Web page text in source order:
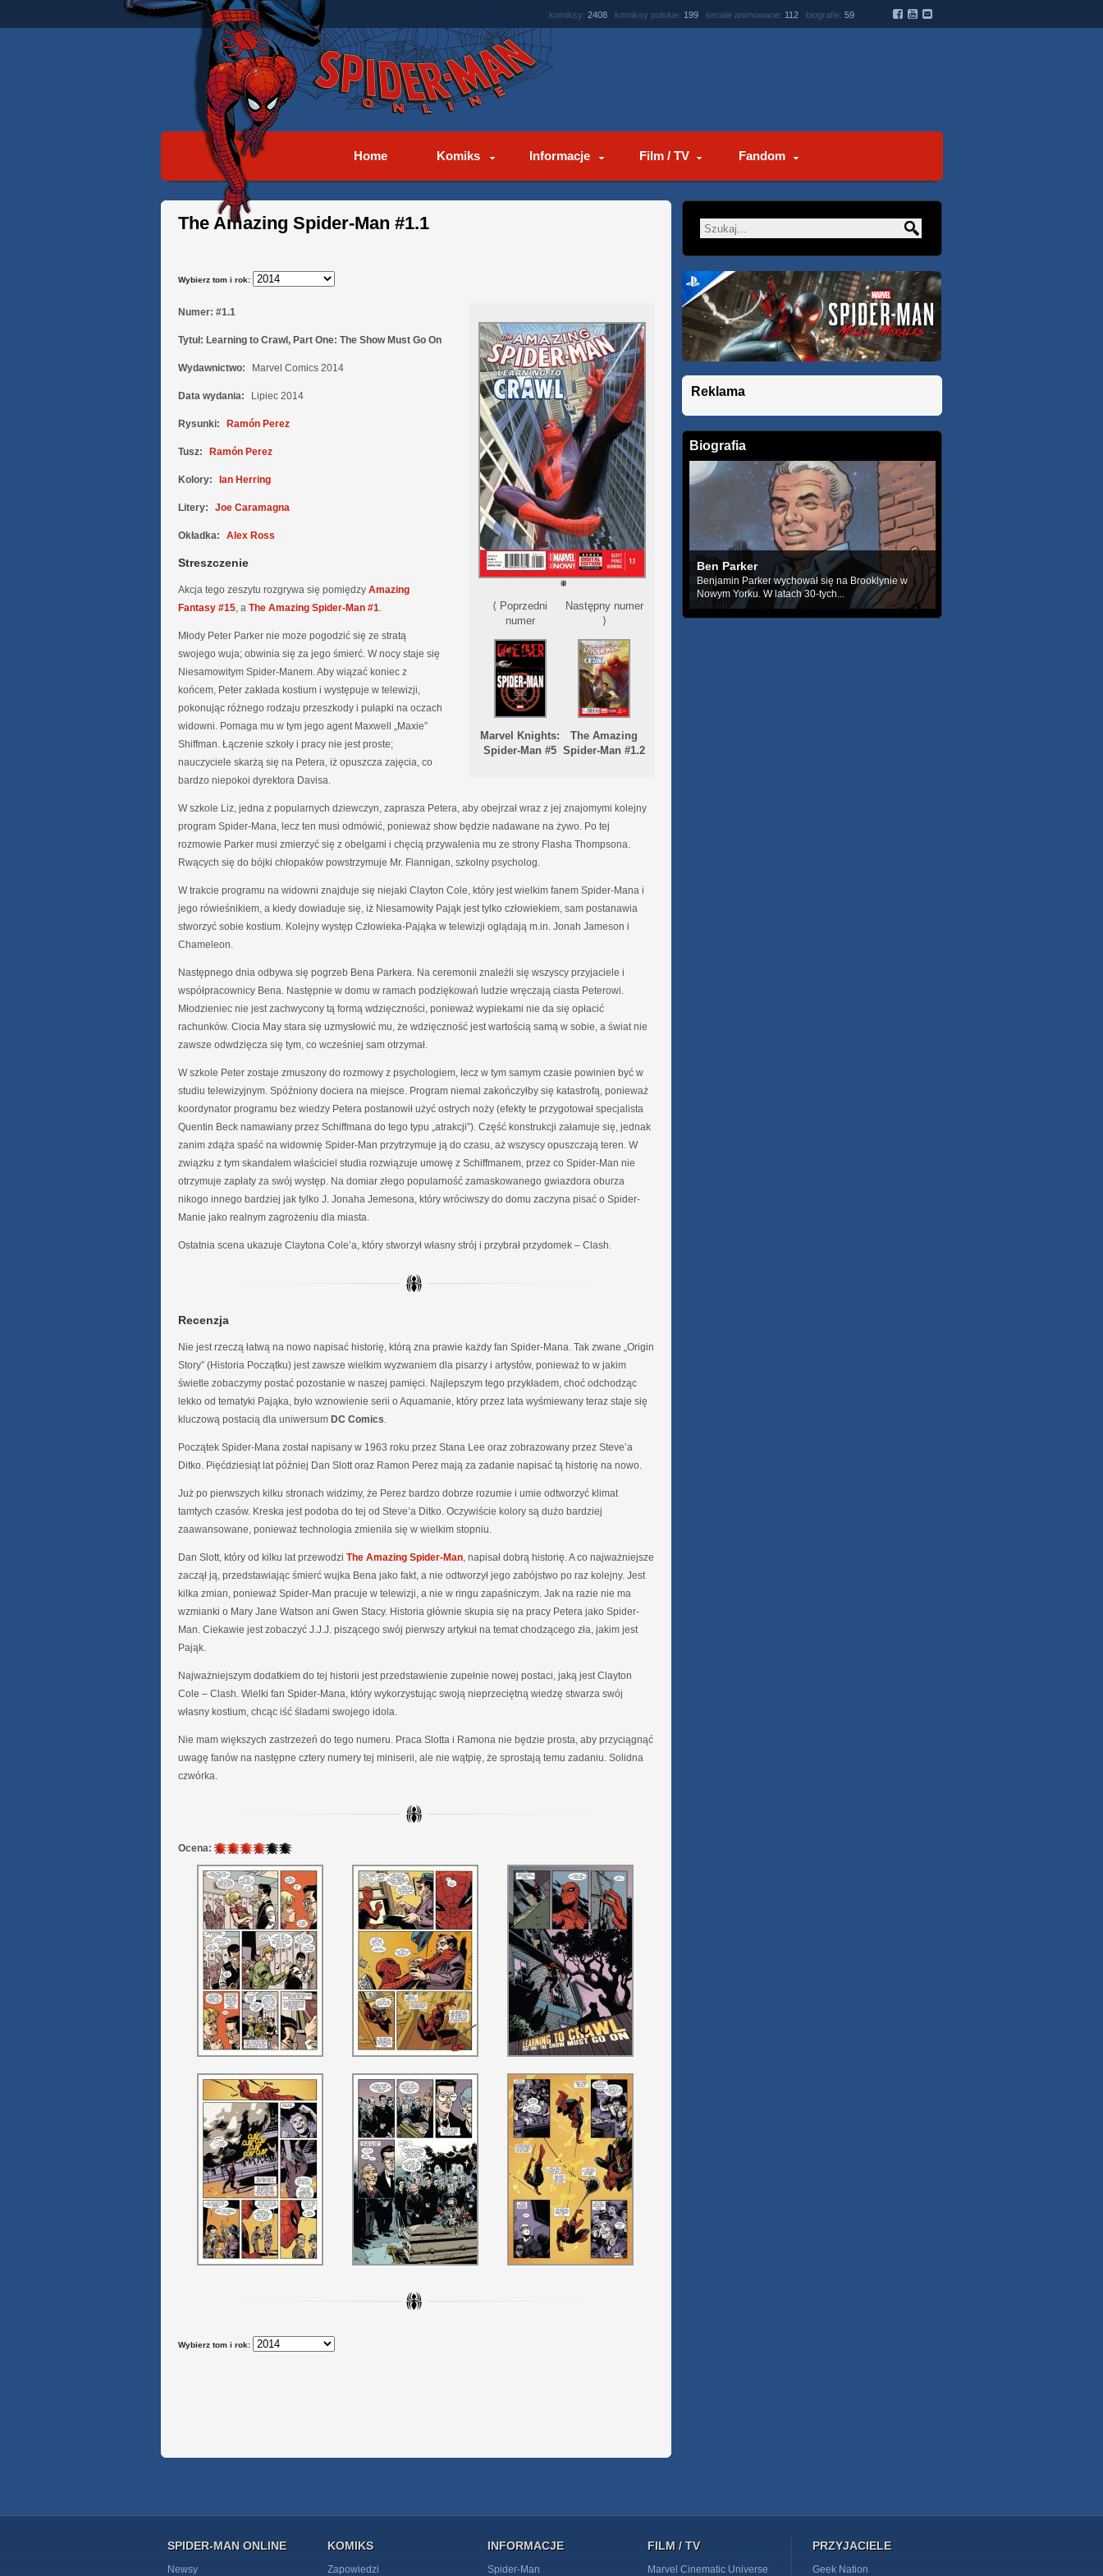
komiksy: 2408 komiksy polskie: 199 seriale animowane: 112 biografie: 59
Home Komiks Informacje Film / TV Fandom
The Amazing Spider-Man #1.1
Wybierz tom i rok:
⟨ Poprzedni
numer
Marvel Knights:
Spider-Man #5
Następny numer
⟩
The Amazing
Spider-Man #1.2
Numer: #1.1
Tytuł: Learning to Crawl, Part One: The Show Must Go On
Wydawnictwo: Marvel Comics 2014
Data wydania: Lipiec 2014
Rysunki: Ramón Perez
Tusz: Ramón Perez
Kolory: Ian Herring
Litery: Joe Caramagna
Okładka: Alex Ross
Streszczenie
Akcja tego zeszytu rozgrywa się pomiędzy Amazing
Fantasy #15, a The Amazing Spider-Man #1.
Młody Peter Parker nie może pogodzić się ze stratą
swojego wuja; obwinia się za jego śmierć. W nocy staje się
Niesamowitym Spider-Manem. Aby wiązać koniec z
końcem, Peter zakłada kostium i występuje w telewizji,
pokonując różnego rodzaju przeszkody i pułapki na oczach
widowni. Pomaga mu w tym jego agent Maxwell „Maxie”
Shiffman. Łączenie szkoły i pracy nie jest proste;
nauczyciele skarżą się na Petera, iż opuszcza zajęcia, co
bardzo niepokoi dyrektora Davisa.
W szkole Liz, jedna z popularnych dziewczyn, zaprasza Petera, aby obejrzał wraz z jej znajomymi kolejny
program Spider-Mana, lecz ten musi odmówić, ponieważ show będzie nadawane na żywo. Po tej
rozmowie Parker musi zmierzyć się z obelgami i chęcią przywalenia mu ze strony Flasha Thompsona.
Rwących się do bójki chłopaków powstrzymuje Mr. Flannigan, szkolny psycholog.
W trakcie programu na widowni znajduje się niejaki Clayton Cole, który jest wielkim fanem Spider-Mana i
jego rówieśnikiem, a kiedy dowiaduje się, iż Niesamowity Pająk jest tylko człowiekiem, sam postanawia
stworzyć sobie kostium. Kolejny występ Człowieka-Pająka w telewizji oglądają m.in. Jonah Jameson i
Chameleon.
Następnego dnia odbywa się pogrzeb Bena Parkera. Na ceremonii znaleźli się wszyscy przyjaciele i
współpracownicy Bena. Następnie w domu w ramach podziękowań ludzie wręczają ciasta Peterowi.
Młodzieniec nie jest zachwycony tą formą wdzięczności, ponieważ wypiekami nie da się opłacić
rachunków. Ciocia May stara się uzmysłowić mu, że wdzięczność jest wartością samą w sobie, a świat nie
zawsze odwdzięcza się tym, co wcześniej sam otrzymał.
W szkole Peter zostaje zmuszony do rozmowy z psychologiem, lecz w tym samym czasie powinien być w
studiu telewizyjnym. Spóźniony dociera na miejsce. Program niemal zakończyłby się katastrofą, ponieważ
koordynator programu bez wiedzy Petera postanowił użyć ostrych noży (efekty te przygotował specjalista
Quentin Beck namawiany przez Schiffmana do tego typu „atrakcji”). Część konstrukcji załamuje się, jednak
zanim zdąża spaść na widownię Spider-Man przytrzymuje ją do czasu, aż wszyscy opuszczają teren. W
związku z tym skandalem właściciel studia rozwiązuje umowę z Schiffmanem, przez co Spider-Man nie
otrzymuje zapłaty za swój występ. Na domiar złego popularność zamaskowanego gwiazdora oburza
nikogo innego bardziej jak tylko J. Jonaha Jemesona, który wróciwszy do domu zaczyna pisać o Spider-
Manie jako realnym zagrożeniu dla miasta.
Ostatnia scena ukazuje Claytona Cole’a, który stworzył własny strój i przybrał przydomek – Clash.
Recenzja
Nie jest rzeczą łatwą na nowo napisać historię, którą zna prawie każdy fan Spider-Mana. Tak zwane „Origin
Story” (Historia Początku) jest zawsze wielkim wyzwaniem dla pisarzy i artystów, ponieważ to w jakim
świetle zobaczymy postać pozostanie w naszej pamięci. Najlepszym tego przykładem, choć odchodząc
lekko od tematyki Pająka, było wznowienie serii o Aquamanie, który przez lata wyśmiewany teraz staje się
kluczową postacią dla uniwersum DC Comics.
Początek Spider-Mana został napisany w 1963 roku przez Stana Lee oraz zobrazowany przez Steve’a
Ditko. Pięćdziesiąt lat później Dan Slott oraz Ramon Perez mają za zadanie napisać tą historię na nowo.
Już po pierwszych kilku stronach widzimy, że Perez bardzo dobrze rozumie i umie odtworzyć klimat
tamtych czasów. Kreska jest podoba do tej od Steve’a Ditko. Oczywiście kolory są dużo bardziej
zaawansowane, ponieważ technologia zmieniła się w wielkim stopniu.
Dan Slott, który od kilku lat przewodzi The Amazing Spider-Man, napisał dobrą historię. A co najważniejsze
zaczął ją, przedstawiając śmierć wujka Bena jako fakt, a nie odtworzył jego zabójstwo po raz kolejny. Jest
kilka zmian, ponieważ Spider-Man pracuje w telewizji, a nie w ringu zapaśniczym. Jak na razie nie ma
wzmianki o Mary Jane Watson ani Gwen Stacy. Historia głównie skupia się na pracy Petera jako Spider-
Man. Ciekawie jest zobaczyć J.J.J. piszącego swój pierwszy artykuł na temat chodzącego zła, jakim jest
Pająk.
Najważniejszym dodatkiem do tej historii jest przedstawienie zupełnie nowej postaci, jaką jest Clayton
Cole – Clash. Wielki fan Spider-Mana, który wykorzystując swoją nieprzeciętną wiedzę stwarza swój
własny kostium, chcąc iść śladami swojego idola.
Nie mam większych zastrzeżeń do tego numeru. Praca Slotta i Ramona nie będzie prosta, aby przyciągnąć
uwagę fanów na następne cztery numery tej miniserii, ale nie wątpię, że sprostają temu zadaniu. Solidna
czwórka.
Ocena: 4
6
Wybierz tom i rok:
Reklama
Biografia
Ben Parker
Benjamin Parker wychował się na Brooklynie w
Nowym Yorku. W latach 30-tych...
SPIDER-MAN ONLINE
Newsy
KOMIKS
Zapowiedzi
INFORMACJE
Spider-Man
FILM / TV
Marvel Cinematic Universe
PRZYJACIELE
Geek Nation